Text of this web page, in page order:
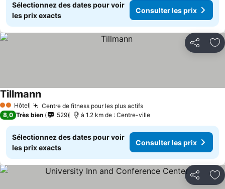
Sélectionnez des dates pour voir
les prix exacts
Consulter les prix
Partager
2 Étoiles
Hôtel Centre de fitness pour les plus actifs
Tillmann
8,0 Très bien 529 à 1.2 km de : Centre-ville
Sélectionnez des dates pour voir
les prix exacts
Consulter les prix
Partager